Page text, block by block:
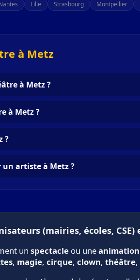
Lille Strasbourg Montpellier
à Metz
à Metz ?
à Metz ?
?
un artiste à Metz ?
(mairies, écoles,
unspectacle ou uneanimation
, magie,cirque,clown,théâtre,